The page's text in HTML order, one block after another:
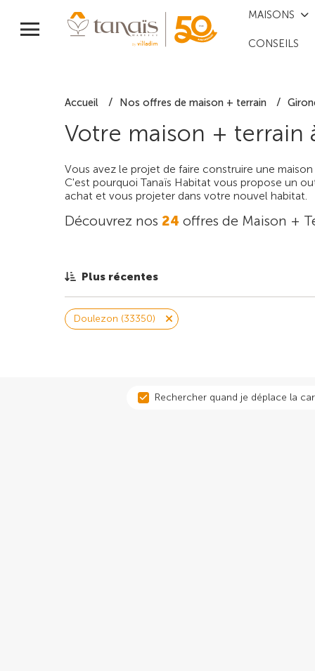
MAISONS
CONSEILS
Accueil Nos offres de maison + terrain
Votre maison + terrain
Vous avez le projet de faire construire une
C'est pourquoi Tanaïs Habitat vous propose un
achat et vous projeter dans votre nouvel habitat.
Découvrez nos 24 offres de Maison +
Plus récentes
Doulezon (33350)
Rechercher quand je déplace la